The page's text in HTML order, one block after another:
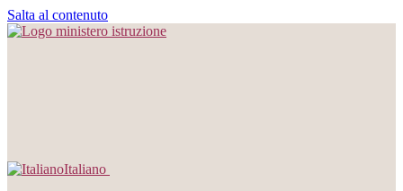
Salta al contenuto
Italiano